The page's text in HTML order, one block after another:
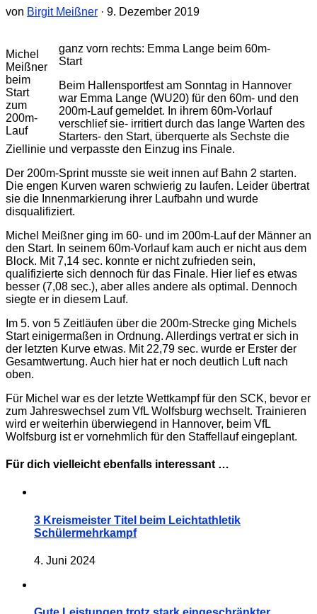
von Birgit Meißner · 9. Dezember 2019
Michel
Meißner
beim
Start
zum
200m-
Lauf
ganz vorn rechts: Emma Lange beim 60m-
Start
Beim Hallensportfest am Sonntag in Hannover
war Emma Lange (WU20) für den 60m- und den
200m-Lauf gemeldet. In ihrem 60m-Vorlauf
verschlief sie- irritiert durch das lange Warten des
Starters- den Start, überquerte als Sechste die
Ziellinie und verpasste den Einzug ins Finale.
Der 200m-Sprint musste sie weit innen auf Bahn 2 starten.
Die engen Kurven waren schwierig zu laufen. Leider übertrat
sie die Innenmarkierung ihrer Laufbahn und wurde
disqualifiziert.
Michel Meißner ging im 60- und im 200m-Lauf der Männer an
den Start. In seinem 60m-Vorlauf kam auch er nicht aus dem
Block. Mit 7,14 sec. konnte er nicht zufrieden sein,
qualifizierte sich dennoch für das Finale. Hier lief es etwas
besser (7,08 sec.), aber alles andere als optimal. Dennoch
siegte er in diesem Lauf.
Im 5. von 5 Zeitläufen über die 200m-Strecke ging Michels
Start einigermaßen in Ordnung. Allerdings vertrat er sich in
der letzten Kurve etwas. Mit 22,79 sec. wurde er Erster der
Gesamtwertung. Auch hier hat er noch deutlich Luft nach
oben.
Für Michel war es der letzte Wettkampf für den SCK, bevor er
zum Jahreswechsel zum VfL Wolfsburg wechselt. Trainieren
wird er weiterhin überwiegend in Hannover, beim VfL
Wolfsburg ist er vornehmlich für den Staffellauf eingeplant.
Für dich vielleicht ebenfalls interessant …
3 Kreismeister Titel beim Leichtathletik
Schülermehrkampf
4. Juni 2024